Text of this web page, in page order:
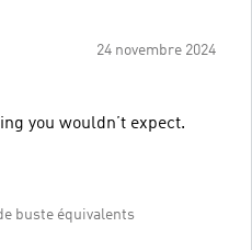
24 novembre 2024
you wouldn’t expect.
buste équivalents